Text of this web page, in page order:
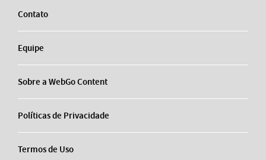
Contato
Equipe
Sobre a WebGo Content
Políticas de Privacidade
Termos de Uso